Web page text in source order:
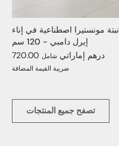
نبتة مونستيرا اصطناعية في إناء
إيرل دامبي - 120 سم
720.00 درهم إماراتي شامل
ضريبة القيمة المضافة
تصفح جميع المنتجات